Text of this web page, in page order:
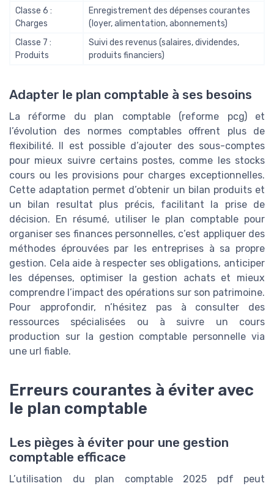
Classe 6 :
Charges
Enregistrement des dépenses courantes
(loyer, alimentation, abonnements)
Classe 7 :
Produits
Suivi des revenus (salaires, dividendes,
produits financiers)
Adapter le plan comptable à ses besoins
La réforme du plan comptable (reforme pcg) et
l’évolution des normes comptables offrent plus de
flexibilité. Il est possible d’ajouter des sous-comptes
pour mieux suivre certains postes, comme les stocks
cours ou les provisions pour charges exceptionnelles.
Cette adaptation permet d’obtenir un bilan produits et
un bilan resultat plus précis, facilitant la prise de
décision. En résumé, utiliser le plan comptable pour
organiser ses finances personnelles, c’est appliquer des
méthodes éprouvées par les entreprises à sa propre
gestion. Cela aide à respecter ses obligations, anticiper
les dépenses, optimiser la gestion achats et mieux
comprendre l’impact des opérations sur son patrimoine.
Pour approfondir, n’hésitez pas à consulter des
ressources spécialisées ou à suivre un cours
production sur la gestion comptable personnelle via
une url fiable.
Erreurs courantes à éviter avec
le plan comptable
Les pièges à éviter pour une gestion
comptable efficace
L’utilisation du plan comptable 2025 pdf peut